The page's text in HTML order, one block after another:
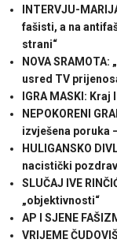
INTERVJU-
fašisti, a na
strani“
NOVA
usred TV
IGRA MASKI:
NEPOKORENI
izvješena poruka
HULIGANSKO
nacistički
SLUČAJ IVE
„objektivnosti“
AP I SJENE
VRIJEME